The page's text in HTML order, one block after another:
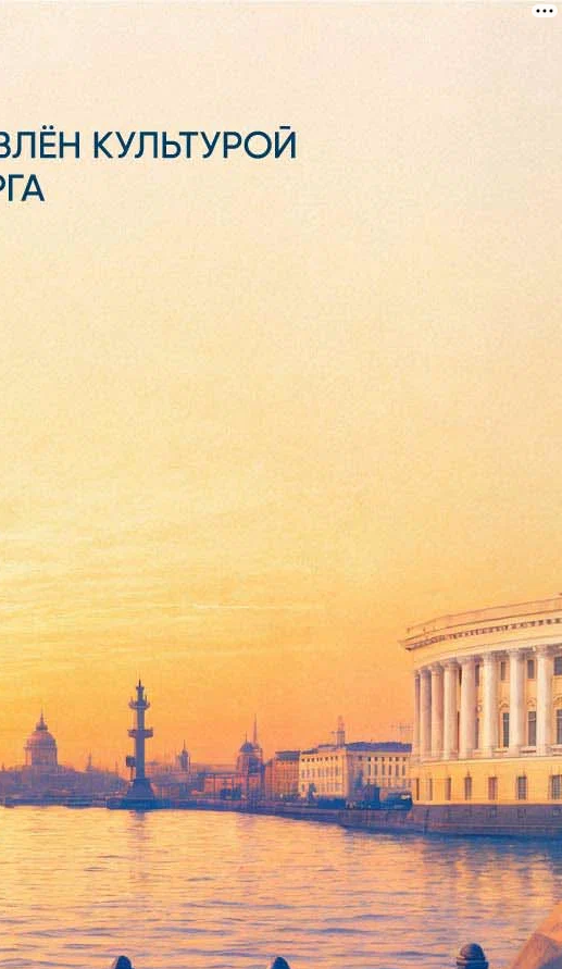
де Маржери
Total Кристофа де Маржери. Коллектив под управлением
Total, наряду с другими партнерами и спонсорами,
музыкальный фестиваль «Звезды белых ночей», ежегодные
самолет Falcon, следовавший рейсом Москва-Париж, при
членов экипажа его самолета погибли. Проводится расследование